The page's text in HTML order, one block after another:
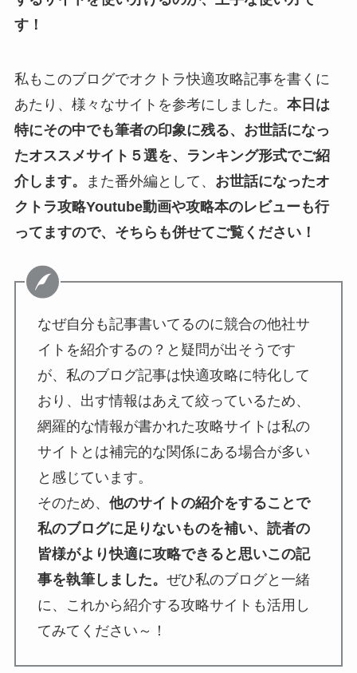
す！
私もこのブログでオクトラ快適攻略記事を書くに
あたり、様々なサイトを参考にしました。 本日は
特にその中でも筆者の印象に残る、お世話になっ
たオススメサイト５選を、ランキング形式でご紹
介します。
また番外編として、 お世話になったオ
クトラ攻略Youtube動画や攻略本のレビューも行
ってますので、そちらも併せてご覧ください！
なぜ自分も記事書いてるのに競合の他社サ
イトを紹介するの？と疑問が出そうです
が、私のブログ記事は快適攻略に特化して
おり、出す情報はあえて絞っているため、
網羅的な情報が書かれた攻略サイトは私の
サイトとは補完的な関係にある場合が多い
と感じています。
そのため、 他のサイトの紹介をすることで
私のブログに足りないものを補い、読者の
皆様がより快適に攻略できると思いこの記
事を執筆しました。 ぜひ私のブログと一緒
に、これから紹介する攻略サイトも活用し
てみてください～！